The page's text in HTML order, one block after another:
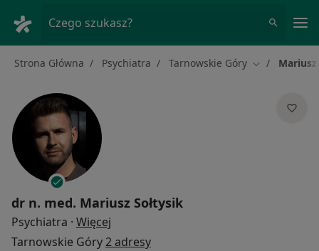
Czego szukasz?
Strona Główna Psychiatra Tarnowskie Góry Zmień miasto
Mariusz
dr n. med. Mariusz Sołtysik
Psychiatra · Więcej
Tarnowskie Góry2 adresy